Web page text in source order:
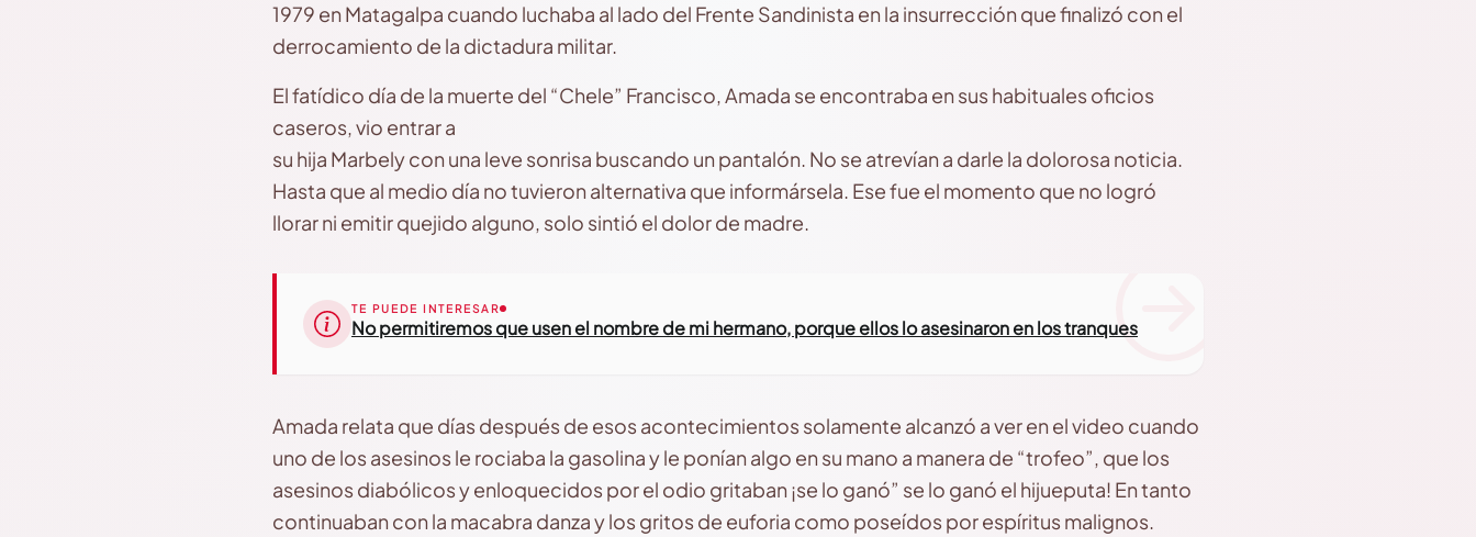
1979 en Matagalpa cuando luchaba al lado del Frente Sandinista en la insurrección que finalizó con el
derrocamiento de la dictadura militar.
El fatídico día de la muerte del “Chele” Francisco, Amada se encontraba en sus habituales oficios
caseros, vio entrar a
su hija Marbely con una leve sonrisa buscando un pantalón. No se atrevían a darle la dolorosa noticia.
Hasta que al medio día no tuvieron alternativa que informársela. Ese fue el momento que no logró
llorar ni emitir quejido alguno, solo sintió el dolor de madre.
TE PUEDE INTERESAR
No permitiremos que usen el nombre de mi hermano, porque ellos lo asesinaron en los tranques
Amada relata que días después de esos acontecimientos solamente alcanzó a ver en el video cuando
uno de los asesinos le rociaba la gasolina y le ponían algo en su mano a manera de “trofeo”, que los
asesinos diabólicos y enloquecidos por el odio gritaban ¡se lo ganó” se lo ganó el hijueputa! En tanto
continuaban con la macabra danza y los gritos de euforia como poseídos por espíritus malignos.